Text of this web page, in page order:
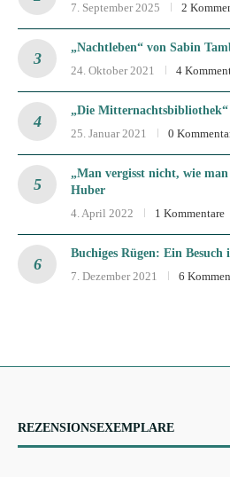
7. September 2025
2
„Nachtleben“ von Sabin
24. Oktober 2021
4
„Die
25. Januar 2021
0
„Man vergisst nicht, wie
Huber
4. April 2022
1 Kommentare
Buchiges Rügen: Ein
7. Dezember 2021
6
REZENSIONSEXEMPLARE